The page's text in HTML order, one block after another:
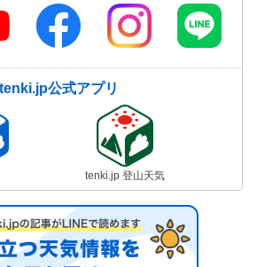
tenki.jp公式アプリ
tenki.jp 登山天気